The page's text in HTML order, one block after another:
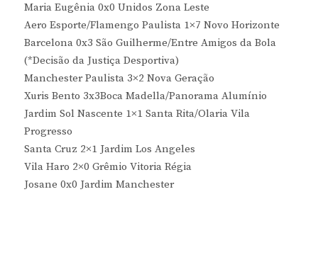
Maria Eugênia 0x0 Unidos Zona Leste
Aero Esporte/Flamengo Paulista 1×7 Novo Horizonte
Barcelona 0x3 São Guilherme/Entre Amigos da Bola
(*Decisão da Justiça Desportiva)
Manchester Paulista 3×2 Nova Geração
Xuris Bento 3x3Boca Madella/Panorama Alumínio
Jardim Sol Nascente 1×1 Santa Rita/Olaria Vila
Progresso
Santa Cruz 2×1 Jardim Los Angeles
Vila Haro 2×0 Grêmio Vitoria Régia
Josane 0x0 Jardim Manchester